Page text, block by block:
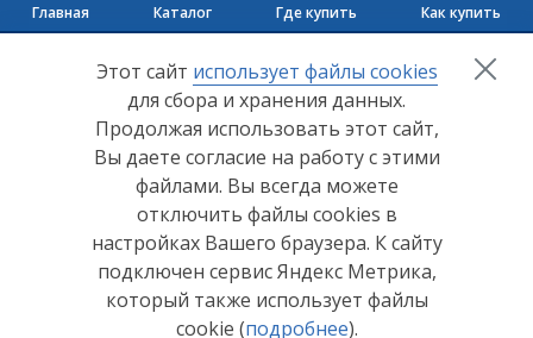
Главная Каталог Где купить Как купить
+7 (8412) 65-33-00
info@lerom.ru
Согласие на обработку персональных данных
Политика конфиденциальности
Согласие на обработку персональных данных Яндекс
Этот сайт использует файлы cookies
для сбора и хранения данных.
Продолжая использовать этот сайт,
Вы даете согласие на работу с этими
файлами. Вы всегда можете
отключить файлы cookies в
настройках Вашего браузера. К сайту
подключен сервис Яндекс Метрика,
который также использует файлы
cookie (подробнее).